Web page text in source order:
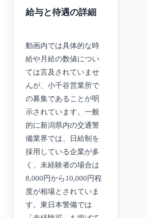
給与と待遇の詳細
動画内では具体的な時
給や月給の数値につい
ては言及されていませ
んが、小千谷営業所で
の募集であることが明
示されています。一般
的に新潟県内の交通警
備業界では、日給制を
採用している企業が多
く、未経験者の場合は
8,000円から10,000円程
度が相場とされていま
す。東日本警備では